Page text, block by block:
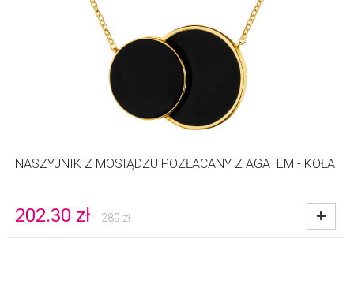
NASZYJNIK Z MOSIĄDZU POZŁACANY Z AGATEM - KOŁA
202.30 zł 289zł